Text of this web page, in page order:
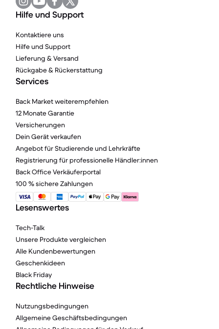
Hilfe und Support
Kontaktiere uns
Hilfe und Support
Lieferung & Versand
Rückgabe & Rückerstattung
Services
Back Market weiterempfehlen
12 Monate Garantie
Versicherungen
Dein Gerät verkaufen
Angebot für Studierende und Lehrkräfte
Registrierung für professionelle Händler:innen
Back Office Verkäuferportal
100 % sichere Zahlungen
Lesenswertes
Tech-Talk
Unsere Produkte vergleichen
Alle Kundenbewertungen
Geschenkideen
Black Friday
Rechtliche Hinweise
Nutzungsbedingungen
Allgemeine Geschäftsbedingungen